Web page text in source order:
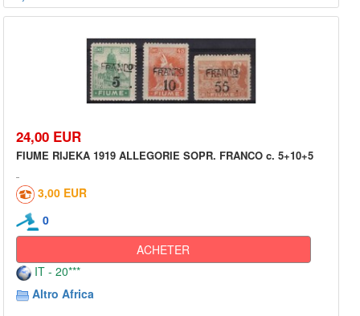
24,00 EUR
FIUME RIJEKA 1919 ALLEGORIE SOPR. FRANCO c. 5+10+5
3,00 EUR
0
ACHETER
IT - 20***
Altro Africa